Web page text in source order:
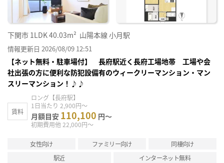
下関市 1LDK40.03m² 山陽本線 小月駅
情報更新日 2026/08/09 12:51
【ネット無料・駐車場付】 長府駅近く長府工場地帯 工場や会
社出張の方に便利な防犯設備有のウィークリーマンション・マン
スリーマンション！♪♪
賃料
ロング【長府駅】
1日当たり 2,900円～
月額目安 110,100 円～
初期費用他 22,000円～
女性向け ファミリー向け
同棲向け
駅近
インターネット無料